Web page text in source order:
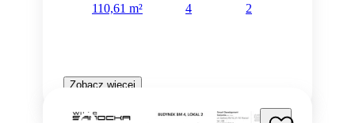
110,61 m²
4
2
Zobacz więcej